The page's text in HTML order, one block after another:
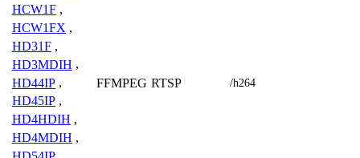
HCW1F ,
HCW1FX ,
HD31F ,
HD3MDIH ,
HD44IP ,
HD45IP ,
HD4HDIH ,
HD4MDIH ,
FFMPEG RTSP /h264